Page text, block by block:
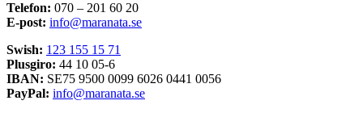
Telefon: 070 – 201 60 20
E-post: info@maranata.se
Swish: 123 155 15 71
Plusgiro: 44 10 05-6
IBAN: SE75 9500 0099 6026 0441 0056
PayPal: info@maranata.se